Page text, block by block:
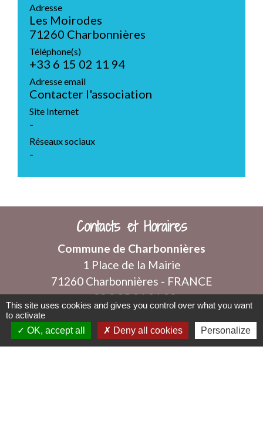
Adresse
Les Moirodes
71260 Charbonnières
Téléphone(s)
+33 6 15 02 11 94
Adresse email
Contacter l'association
Site Internet
-
Réseaux sociaux
-
Contacts et Horaires
Commune de Charbonnières
1 Place de la Mairie
71260 Charbonnières - FRANCE
+33 3 85 36 91 90
Horaires d'ouverture au public
This site uses cookies and gives you control over what you want
to activate
OK, accept all
Deny all cookies Personalize